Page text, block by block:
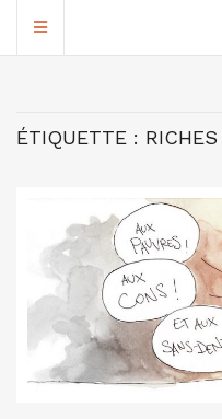
ÉTIQUETTE : RICHES